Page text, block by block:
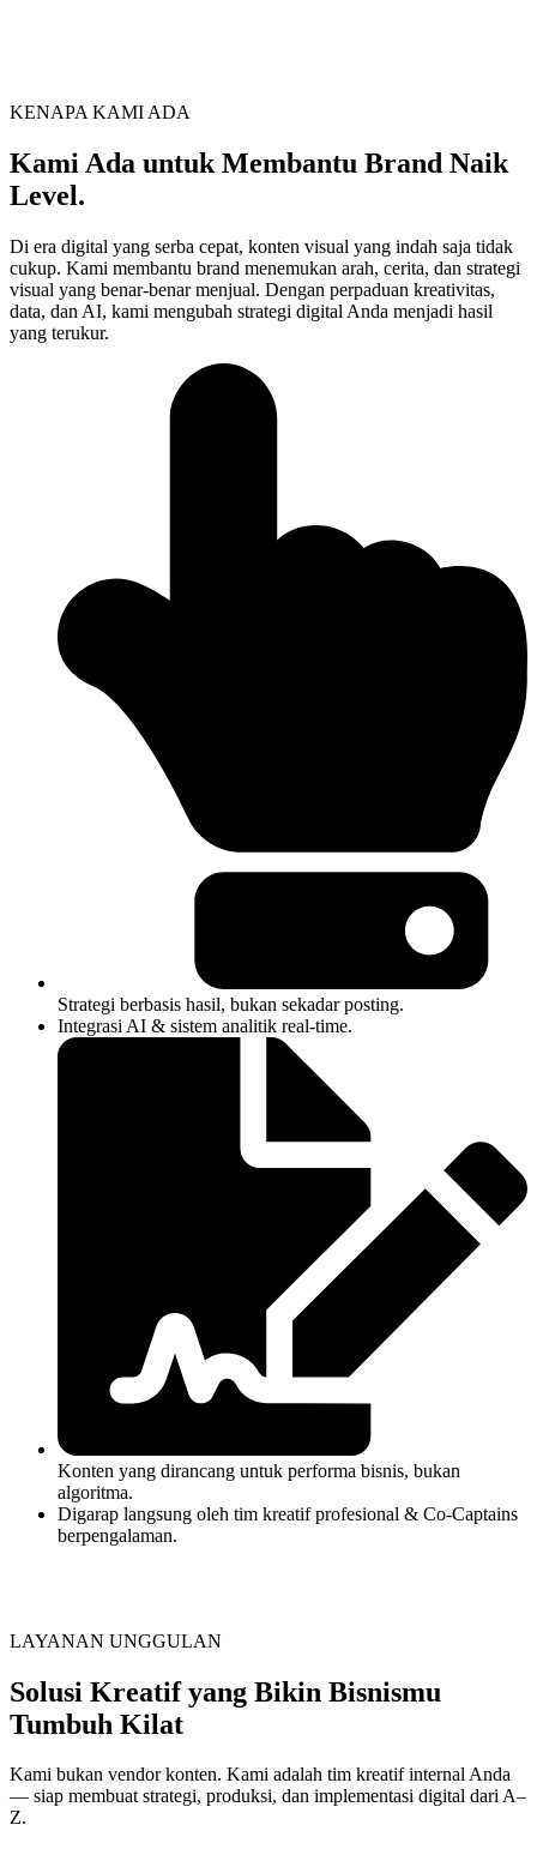
KENAPA KAMI ADA
Kami Ada untuk Membantu Brand Naik
Level.
Di era digital yang serba cepat, konten visual yang indah saja tidak
cukup. Kami membantu brand menemukan arah, cerita, dan strategi
visual yang benar-benar menjual. Dengan perpaduan kreativitas,
data, dan AI, kami mengubah strategi digital Anda menjadi hasil
yang terukur.
Strategi berbasis hasil, bukan sekadar posting.
Integrasi AI & sistem analitik real-time.
Konten yang dirancang untuk performa bisnis, bukan
algoritma.
Digarap langsung oleh tim kreatif profesional & Co-Captains
berpengalaman.
LAYANAN UNGGULAN
Solusi Kreatif yang Bikin Bisnismu
Tumbuh Kilat
Kami bukan vendor konten. Kami adalah tim kreatif internal Anda
— siap membuat strategi, produksi, dan implementasi digital dari A–
Z.